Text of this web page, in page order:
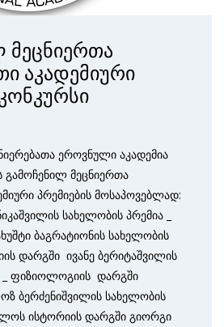
მეცნიერთა
აკადემიური
ეროვნული აკადემია
გამოჩე­ნილ მეცნიერთა
პრემიების მოსაპოვებლად:
სახელობის პრემია _
ბაგრატიონის სახელობის
დარგში ივანე ბერიტაშვილის
_ ფიზიოლოგიის დარგში
სახელობის
ისტორიის დარგში გიორგი